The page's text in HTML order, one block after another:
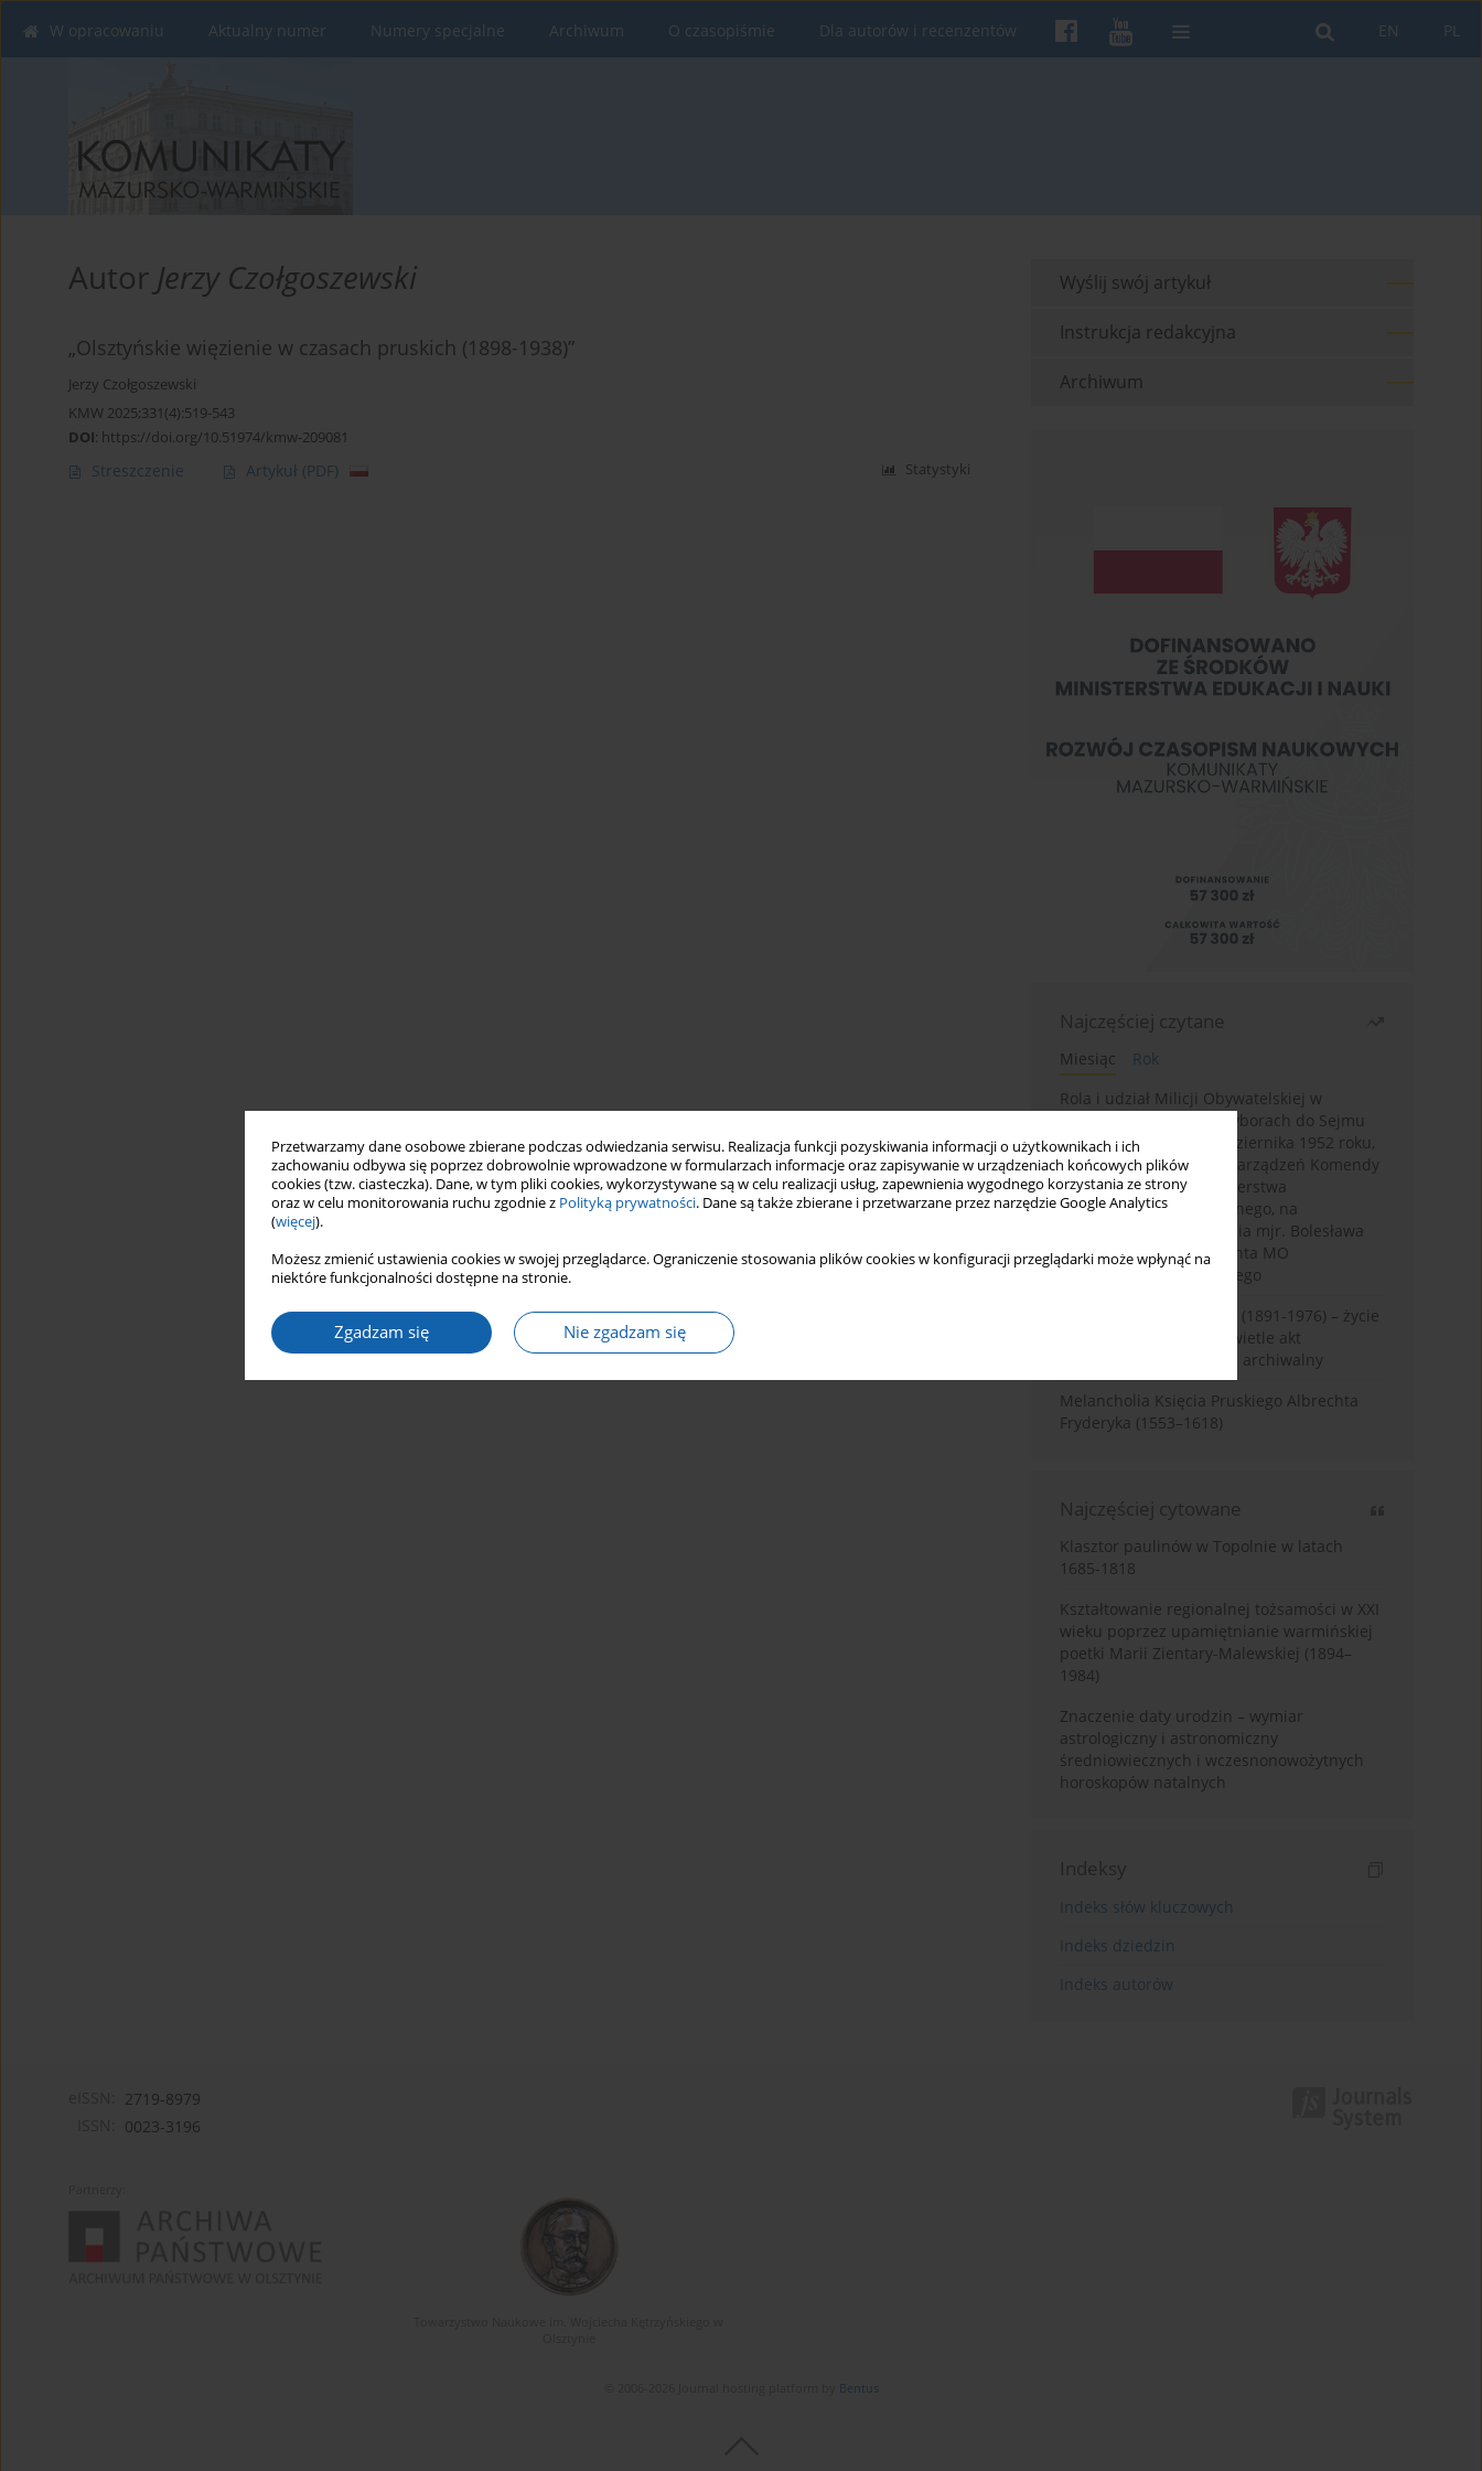
Przetwarzamy dane osobowe zbierane podczas odwiedzania serwisu. Realizacja funkcji pozyskiwania informacji o użytkownikach i ich
zachowaniu odbywa się poprzez dobrowolnie wprowadzone w formularzach informacje oraz zapisywanie w urządzeniach końcowych plików
cookies (tzw. ciasteczka). Dane, w tym pliki cookies, wykorzystywane są w celu realizacji usług, zapewnienia wygodnego korzystania ze strony
oraz w celu monitorowania ruchu zgodnie z Polityką prywatności. Dane są także zbierane i przetwarzane przez narzędzie Google Analytics
(więcej).
Możesz zmienić ustawienia cookies w swojej przeglądarce. Ograniczenie stosowania plików cookies w konfiguracji przeglądarki może wpłynąć na
niektóre funkcjonalności dostępne na stronie.
Zgadzam się Nie zgadzam się
PL
EN
W opracowaniu Aktualny numer Numery specjalne Archiwum O czasopiśmie Dla autorów i recenzentów
Autor Jerzy Czołgoszewski
„Olsztyńskie więzienie w czasach pruskich (1898-1938)”
Jerzy Czołgoszewski
KMW 2025;331(4):519-543
DOI: https://doi.org/10.51974/kmw-209081
Streszczenie Artykuł (PDF) Statystyki
Wyślij swój artykuł
Instrukcja redakcyjna
Archiwum
Najczęściej czytane
Miesiąc
Rok
Rola i udział Milicji Obywatelskiej w
kampanii wyborczej i wyborach do Sejmu
PRL I kadencji z 26 października 1952 roku,
w świetle wytycznych i zarządzeń Komendy
Głównej MO oraz Ministerstwa
Bezpieczeństwa Publicznego, na
przykładzie sprawozdania mjr. Bolesława
Wyszyńskiego komendanta MO
województwa olsztyńskiego
Zygmunt Tadeusz Robel (1891-1976) – życie
i kariera zawodowa w świetle akt
osobowych. Rekonesans archiwalny
Melancholia Księcia Pruskiego Albrechta
Fryderyka (1553–1618)
Najczęściej cytowane
Klasztor paulinów w Topolnie w latach
1685-1818
Kształtowanie regionalnej tożsamości w XXI
wieku poprzez upamiętnianie warmińskiej
poetki Marii Zientary-Malewskiej (1894–
1984)
Znaczenie daty urodzin – wymiar
astrologiczny i astronomiczny
średniowiecznych i wczesnonowożytnych
horoskopów natalnych
Indeksy
Indeks słów kluczowych
Indeks dziedzin
Indeks autorów
2719-8979
0023-3196
Bentus